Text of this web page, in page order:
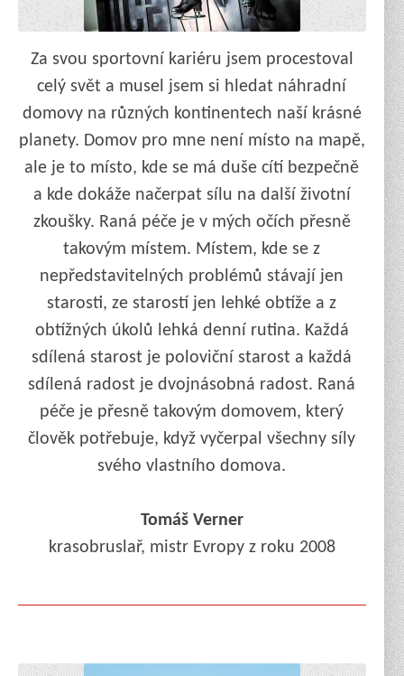
Za svou sportovní kariéru jsem procestoval
celý svět a musel jsem si hledat náhradní
domovy na různých kontinentech naší krásné
planety. Domov pro mne není místo na mapě,
ale je to místo, kde se má duše cítí bezpečně
a kde dokáže načerpat sílu na další životní
zkoušky. Raná péče je v mých očích přesně
takovým místem. Místem, kde se z
nepředstavitelných problémů stávají jen
starosti, ze starostí jen lehké obtíže a z
obtížných úkolů lehká denní rutina. Každá
sdílená starost je poloviční starost a každá
sdílená radost je dvojnásobná radost. Raná
péče je přesně takovým domovem, který
člověk potřebuje, když vyčerpal všechny síly
svého vlastního domova.
Tomáš Verner
krasobruslař, mistr Evropy z roku 2008